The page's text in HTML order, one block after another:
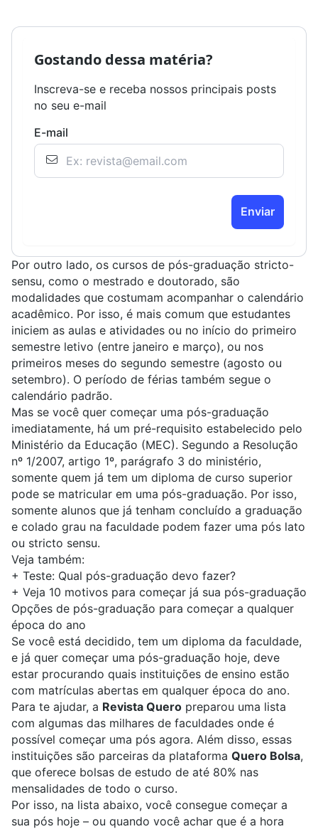
Gostando dessa matéria?
Inscreva-se e receba nossos principais posts
no seu e-mail
E-mail
Enviar
Por outro lado, os cursos de pós-graduação stricto-
sensu, como o mestrado e doutorado, são
modalidades que costumam acompanhar o calendário
acadêmico. Por isso, é mais comum que estudantes
iniciem as aulas e atividades ou no início do primeiro
semestre letivo (entre janeiro e março), ou nos
primeiros meses do segundo semestre (agosto ou
setembro). O período de férias também segue o
calendário padrão.
Mas se você quer começar uma pós-graduação
imediatamente, há um pré-requisito estabelecido pelo
Ministério da Educação (MEC). Segundo a Resolução
nº 1/2007, artigo 1º, parágrafo 3 do ministério,
somente quem já tem um diploma de curso superior
pode se matricular em uma pós-graduação. Por isso,
somente alunos que já tenham concluído a graduação
e colado grau na faculdade podem fazer uma pós lato
ou stricto sensu.
Veja também:
+ Teste: Qual pós-graduação devo fazer?
+ Veja 10 motivos para começar já sua pós-graduação
Opções de pós-graduação para começar a qualquer
época do ano
Se você está decidido, tem um diploma da faculdade,
e já quer começar uma pós-graduação hoje, deve
estar procurando quais instituições de ensino estão
com matrículas abertas em qualquer época do ano.
Para te ajudar, a Revista Quero preparou uma lista
com algumas das milhares de faculdades onde é
possível começar uma pós agora. Além disso, essas
instituições são parceiras da plataforma Quero Bolsa,
que oferece bolsas de estudo de até 80% nas
mensalidades de todo o curso.
Por isso, na lista abaixo, você consegue começar a
sua pós hoje – ou quando você achar que é a hora